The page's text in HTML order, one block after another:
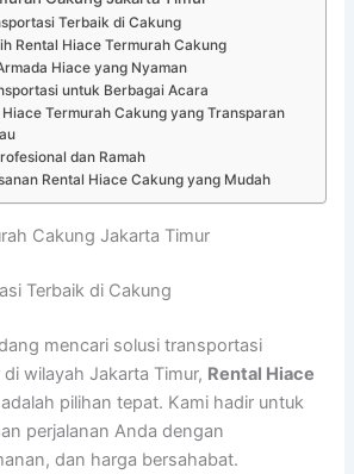
Terbaik di Cakung
Rental Hiace Termurah Cakung
Hiace yang Nyaman
untuk Berbagai Acara
Termurah Cakung yang Transparan
dan Ramah
Rental Hiace Cakung yang Mudah
Cakung Jakarta Timur
Terbaik di Cakung
mencari solusi transportasi
wilayah Jakarta Timur, Rental Hiace
adalah pilihan tepat. Kami hadir untuk
perjalanan Anda dengan
dan harga bersahabat.